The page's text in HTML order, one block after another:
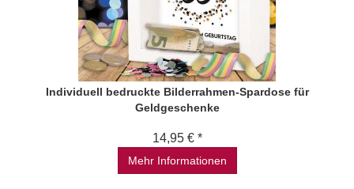
Individuell bedruckte Bilderrahmen-Spardose für
Geldgeschenke
14,95 € *
Mehr Informationen